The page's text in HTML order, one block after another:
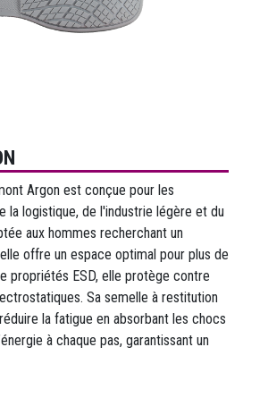
Argon est conçue pour les
la logistique, de l'industrie légère et du
aux hommes recherchant un
offre un espace optimal pour plus de
propriétés ESD, elle protège contre
Sa semelle à restitution
la fatigue en absorbant les chocs
à chaque pas, garantissant un